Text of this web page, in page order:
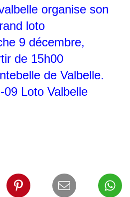
organise son
loto
9 décembre,
de 15h00
de Valbelle.